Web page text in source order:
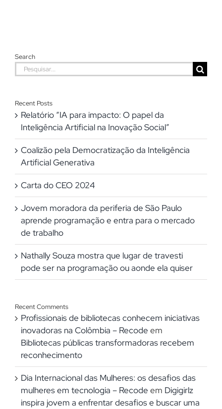
Search
Buscar
resultados
Recent Posts
Relatório “IA para impacto: O papel da
Inteligência Artificial na Inovação Social”
Coalizão pela Democratização da Inteligência
Artificial Generativa
Carta do CEO 2024
Jovem moradora da periferia de São Paulo
aprende programação e entra para o mercado
de trabalho
Nathally Souza mostra que lugar de travesti
pode ser na programação ou aonde ela quiser
Recent Comments
Profissionais de bibliotecas conhecem iniciativas
inovadoras na Colômbia – Recode em
Bibliotecas públicas transformadoras recebem
reconhecimento
Dia Internacional das Mulheres: os desafios das
mulheres em tecnologia – Recode em Digigirlz
inspira jovem a enfrentar desafios e buscar uma